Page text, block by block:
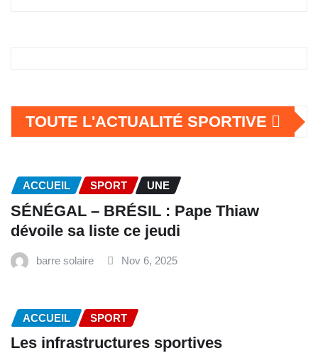
TOUTE L'ACTUALITÉ SPORTIVE
ACCUEIL SPORT UNE
SÉNÉGAL – BRÉSIL : Pape Thiaw
dévoile sa liste ce jeudi
barre solaire Nov 6, 2025
ACCUEIL SPORT
Les infrastructures sportives